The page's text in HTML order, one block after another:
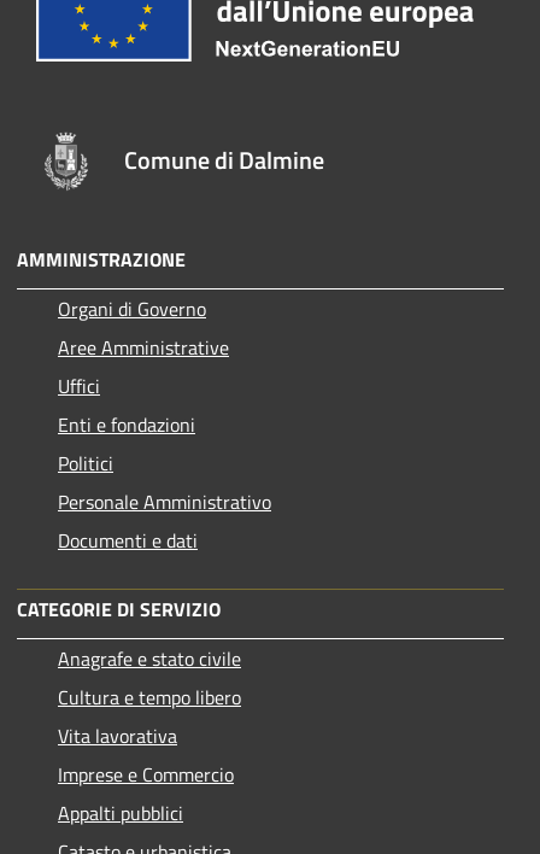
Comune di Dalmine
AMMINISTRAZIONE
Organi di Governo
Aree Amministrative
Uffici
Enti e fondazioni
Politici
Personale Amministrativo
Documenti e dati
CATEGORIE DI SERVIZIO
Anagrafe e stato civile
Cultura e tempo libero
Vita lavorativa
Imprese e Commercio
Appalti pubblici